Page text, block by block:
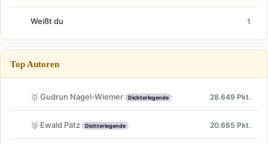
Weißt du 1
Top Autoren
🥇 Gudrun Nagel-Wiemer Dichterlegende 28.649 Pkt.
🥈 Ewald Patz Dichterlegende 20.665 Pkt.